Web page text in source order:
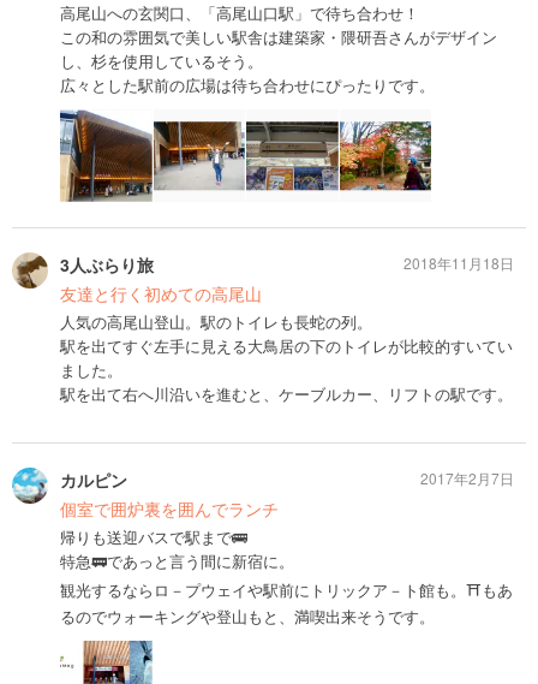
高尾山への玄関口、「高尾山口駅」で待ち合わせ！
この和の雰囲気で美しい駅舎は建築家・隈研吾さんがデザイン
し、杉を使用しているそう。
広々とした駅前の広場は待ち合わせにぴったりです。
3人ぶらり旅
友達と行く初めての高尾山
人気の高尾山登山。駅のトイレも長蛇の列。
駅を出てすぐ左手に見える大鳥居の下のトイレが比較的すいてい
ました。
駅を出て右へ川沿いを進むと、ケーブルカー、リフトの駅です。
2018年11月18日
カルピン
個室で囲炉裏を囲んでランチ
帰りも送迎バスで駅まで🚌
特急🚃であっと言う間に新宿に。
観光するならロ－プウェイや駅前にトリックア－ト館も。⛩もあ
るのでウォーキングや登山もと、満喫出来そうです。
2017年2月7日